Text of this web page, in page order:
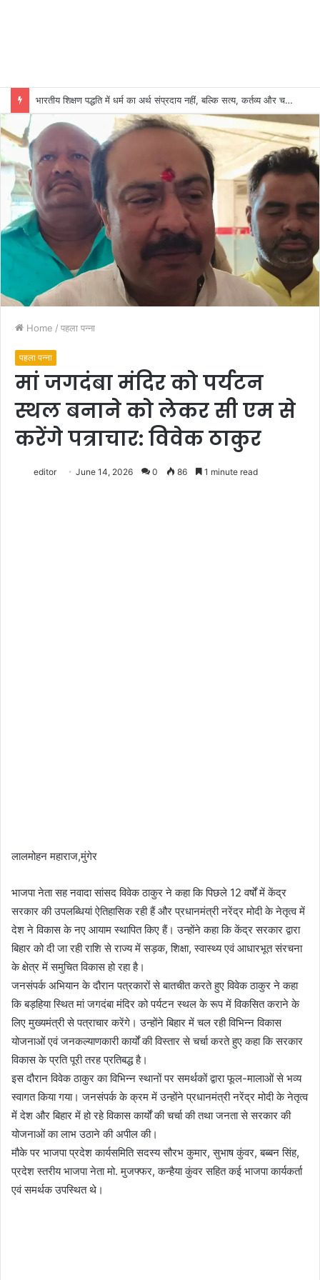
भारतीय शिक्षण पद्धति में धर्म का अर्थ संप्रदाय नहीं, बल्कि सत्य, कर्तव्य और चरित्र निर्माण है: विजय प्रकाश
Home / पहला पन्ना
पहला पन्ना
मां जगदंबा मंदिर को पर्यटन
स्थल बनाने को लेकर सी एम से
करेंगे पत्राचार: विवेक ठाकुर
editor June 14, 2026 0 86 1 minute read
लालमोहन महाराज,मुंगेर
भाजपा नेता सह नवादा सांसद विवेक ठाकुर ने कहा कि पिछले 12 वर्षों में केंद्र
सरकार की उपलब्धियां ऐतिहासिक रही हैं और प्रधानमंत्री नरेंद्र मोदी के नेतृत्व में
देश ने विकास के नए आयाम स्थापित किए हैं। उन्होंने कहा कि केंद्र सरकार द्वारा
बिहार को दी जा रही राशि से राज्य में सड़क, शिक्षा, स्वास्थ्य एवं आधारभूत संरचना
के क्षेत्र में समुचित विकास हो रहा है।
जनसंपर्क अभियान के दौरान पत्रकारों से बातचीत करते हुए विवेक ठाकुर ने कहा
कि बड़हिया स्थित मां जगदंबा मंदिर को पर्यटन स्थल के रूप में विकसित कराने के
लिए मुख्यमंत्री से पत्राचार करेंगे। उन्होंने बिहार में चल रही विभिन्न विकास
योजनाओं एवं जनकल्याणकारी कार्यों की विस्तार से चर्चा करते हुए कहा कि सरकार
विकास के प्रति पूरी तरह प्रतिबद्ध है।
इस दौरान विवेक ठाकुर का विभिन्न स्थानों पर समर्थकों द्वारा फूल-मालाओं से भव्य
स्वागत किया गया। जनसंपर्क के क्रम में उन्होंने प्रधानमंत्री नरेंद्र मोदी के नेतृत्व
में देश और बिहार में हो रहे विकास कार्यों की चर्चा की तथा जनता से सरकार की
योजनाओं का लाभ उठाने की अपील की।
मौके पर भाजपा प्रदेश कार्यसमिति सदस्य सौरभ कुमार, सुभाष कुंवर, बब्बन सिंह,
प्रदेश स्तरीय भाजपा नेता मो. मुजफ्फर, कन्हैया कुंवर सहित कई भाजपा कार्यकर्ता
एवं समर्थक उपस्थित थे।